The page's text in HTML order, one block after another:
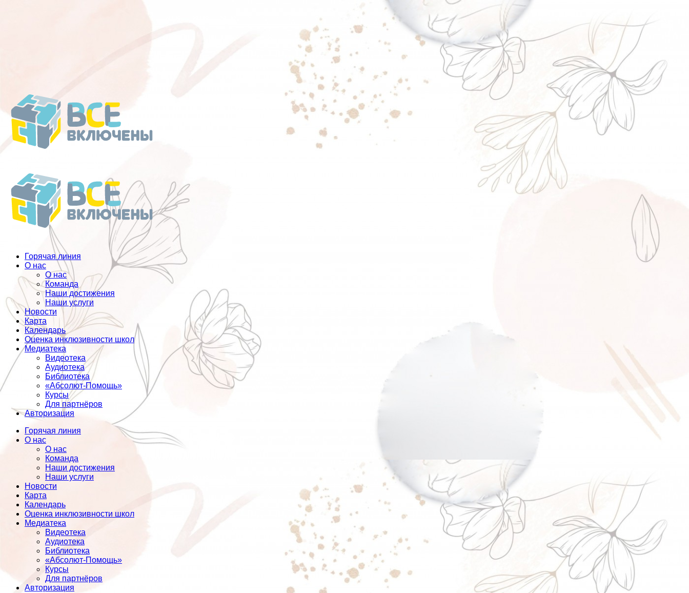
Горячая линия
О нас
О нас
Команда
Наши достижения
Наши услуги
Новости
Карта
Календарь
Оценка инклюзивности школ
Медиатека
Видеотека
Аудиотека
Библиотека
«Абсолют-Помощь»
Курсы
Для партнёров
Авторизация
Горячая линия
О нас
О нас
Команда
Наши достижения
Наши услуги
Новости
Карта
Календарь
Оценка инклюзивности школ
Медиатека
Видеотека
Аудиотека
Библиотека
«Абсолют-Помощь»
Курсы
Для партнёров
Авторизация